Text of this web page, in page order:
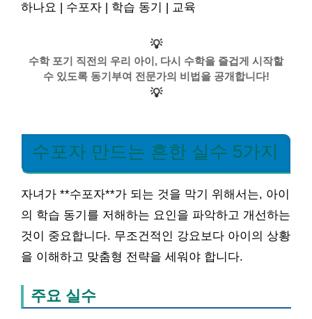
하나요 | 수포자 | 학습 동기 | 교육
💡
수학 포기 직전의 우리 아이, 다시 수학을 즐겁게 시작할
수 있도록 동기부여 전문가의 비법을 공개합니다!
💡
수포자 만드는 흔한 실수 5가지
자녀가 **수포자**가 되는 것을 막기 위해서는, 아이
의 학습 동기를 저해하는 요인을 파악하고 개선하는
것이 중요합니다. 무조건적인 강요보다 아이의 상황
을 이해하고 맞춤형 전략을 세워야 합니다.
주요 실수